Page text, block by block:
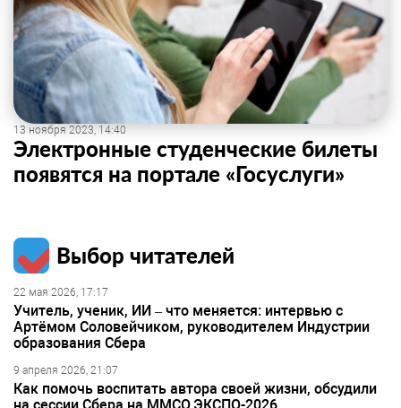
13 ноября 2023, 14:40
Электронные студенческие билеты
появятся на портале «Госуслуги»
Выбор читателей
22 мая 2026, 17:17
Учитель, ученик, ИИ – что меняется: интервью с
Артёмом Соловейчиком, руководителем Индустрии
образования Сбера
9 апреля 2026, 21:07
Как помочь воспитать автора своей жизни, обсудили